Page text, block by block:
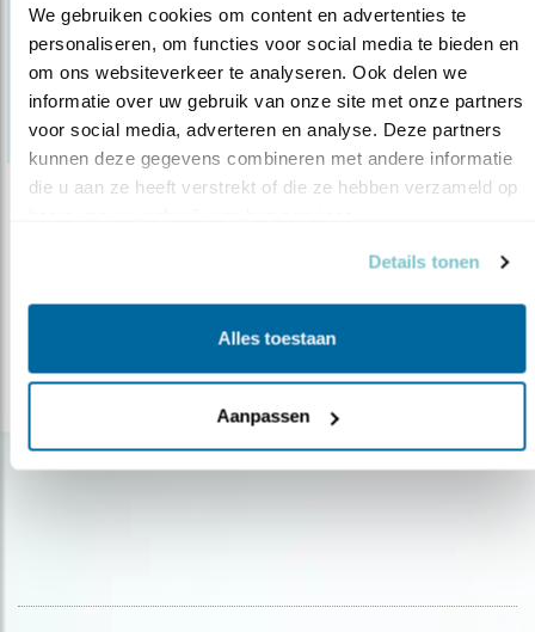
We gebruiken cookies om content en advertenties te
personaliseren, om functies voor social media te bieden en
om ons websiteverkeer te analyseren. Ook delen we
informatie over uw gebruik van onze site met onze partners
voor social media, adverteren en analyse. Deze partners
kunnen deze gegevens combineren met andere informatie
die u aan ze heeft verstrekt of die ze hebben verzameld op
Details tonen
Alles toestaan
Aanpassen
Roofvogels foto- graferen: géén circus